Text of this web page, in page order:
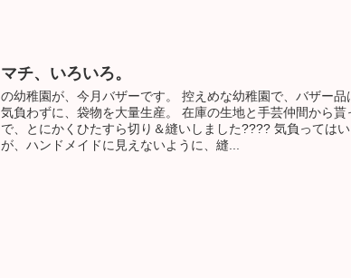
マチ、いろいろ。
の幼稚園が、今月バザーです。 控えめな幼稚園で、バザー品
気負わずに、袋物を大量生産。 在庫の生地と手芸仲間から貰
で、とにかくひたすら切り＆縫いしました???? 気負っては
が、ハンドメイドに見えないように、縫...